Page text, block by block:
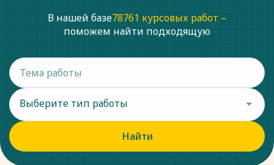
В нашей базе78761 курсовых работ –
поможем найти подходящую
Выберите тип работы
Найти